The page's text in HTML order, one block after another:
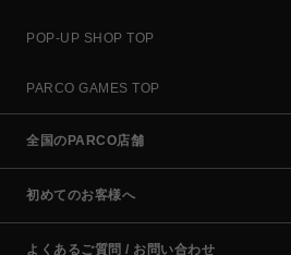
POP-UP SHOP TOP
PARCO GAMES TOP
全国のPARCO店舗
初めてのお客様へ
よくあるご質問 / お問い合わせ